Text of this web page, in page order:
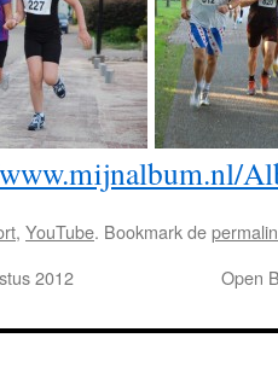
, YouTube. Bookmark de
2012 Open